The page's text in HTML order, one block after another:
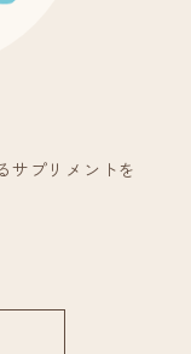
サプリメントを